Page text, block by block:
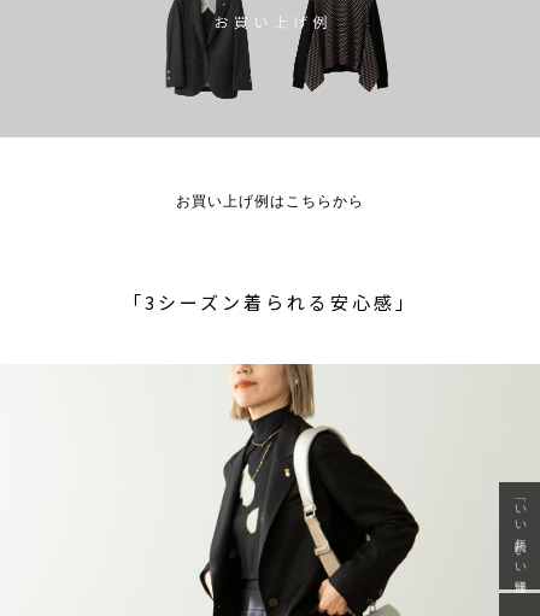
お買い上げ例はこちらから
「3シーズン着られる安心感」
「いい年齢 いい洋服」